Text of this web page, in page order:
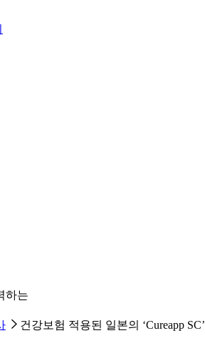
하는
건강보험 적용된 일본의 ‘Cureapp SC’